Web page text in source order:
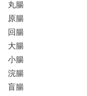
丸腸
原腸
回腸
大腸
小腸
浣腸
盲腸